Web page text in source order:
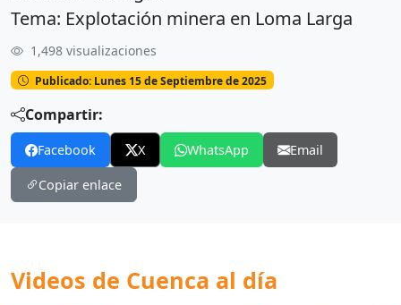
Tema: Explotación minera en Loma Larga
1,498 visualizaciones
Publicado: Lunes 15 de Septiembre de 2025
Compartir:
Facebook X WhatsApp Email
Copiar enlace
Videos de Cuenca al día